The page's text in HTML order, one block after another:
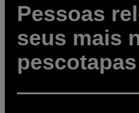
Pessoas
seus mais
pescotapas